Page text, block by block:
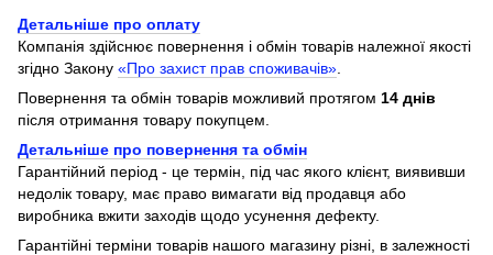
Детальніше про оплату
Компанія здійснює повернення і обмін товарів належної якості
згідно Закону «Про захист прав споживачів»
Повернення та обмін товарів можливий протягом 14 днів
після отримання товару покупцем.
Детальніше про повернення та обмін
Гарантійний період - це термін, під час якого клієнт, виявивши
недолік товару, має право вимагати від продавця або
виробника вжити заходів щодо усунення дефекту.
Гарантійні терміни товарів нашого магазину різні, в залежності